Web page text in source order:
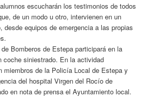
escucharán los testimonios de todos
de un modo u otro, intervienen en un
desde equipos de emergencia a las propias
Bomberos de Estepa participará en la
coche siniestrado. En la actividad
miembros de la Policía Local de Estepa y
del hospital Virgen del Rocío de
en nota de prensa el Ayuntamiento local.